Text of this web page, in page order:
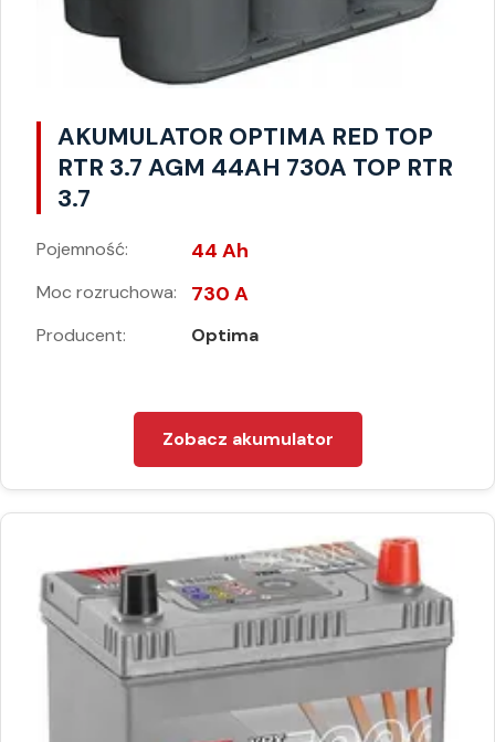
AKUMULATOR OPTIMA RED TOP
RTR 3.7 AGM 44AH 730A TOP RTR
3.7
Pojemność: 44 Ah
Moc rozruchowa: 730 A
Producent: Optima
Zobacz akumulator